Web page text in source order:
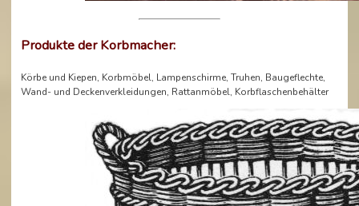
Produkte der Korbmacher:
Körbe und Kiepen, Korbmöbel, Lampenschirme, Truhen, Baugeflechte,
Wand- und Deckenverkleidungen, Rattanmöbel, Korbflaschenbehälter